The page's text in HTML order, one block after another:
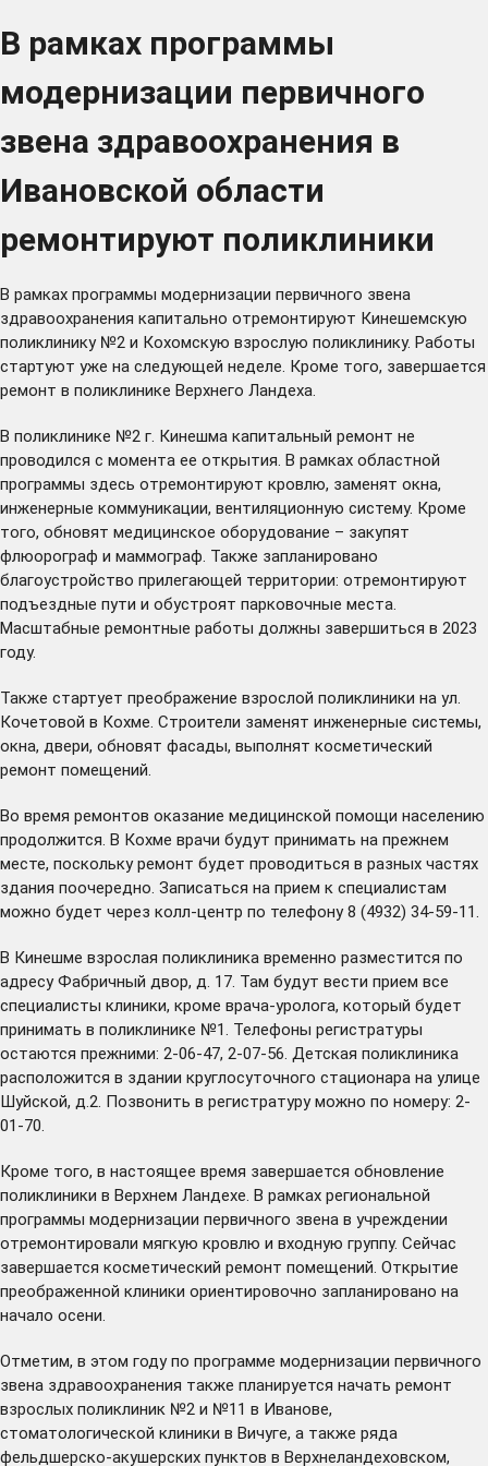
В рамках программы
модернизации первичного
звена здравоохранения в
Ивановской области
ремонтируют поликлиники
В рамках программы модернизации первичного звена
здравоохранения капитально отремонтируют Кинешемскую
поликлинику №2 и Кохомскую взрослую поликлинику. Работы
стартуют уже на следующей неделе. Кроме того, завершается
ремонт в поликлинике Верхнего Ландеха.
В поликлинике №2 г. Кинешма капитальный ремонт не
проводился с момента ее открытия. В рамках областной
программы здесь отремонтируют кровлю, заменят окна,
инженерные коммуникации, вентиляционную систему. Кроме
того, обновят медицинское оборудование – закупят
флюорограф и маммограф. Также запланировано
благоустройство прилегающей территории: отремонтируют
подъездные пути и обустроят парковочные места.
Масштабные ремонтные работы должны завершиться в 2023
году.
Также стартует преображение взрослой поликлиники на ул.
Кочетовой в Кохме. Строители заменят инженерные системы,
окна, двери, обновят фасады, выполнят косметический
ремонт помещений.
Во время ремонтов оказание медицинской помощи населению
продолжится. В Кохме врачи будут принимать на прежнем
месте, поскольку ремонт будет проводиться в разных частях
здания поочередно. Записаться на прием к специалистам
можно будет через колл-центр по телефону 8 (4932) 34-59-11.
В Кинешме взрослая поликлиника временно разместится по
адресу Фабричный двор, д. 17. Там будут вести прием все
специалисты клиники, кроме врача-уролога, который будет
принимать в поликлинике №1. Телефоны регистратуры
остаются прежними: 2-06-47, 2-07-56. Детская поликлиника
расположится в здании круглосуточного стационара на улице
Шуйской, д.2. Позвонить в регистратуру можно по номеру: 2-
01-70.
Кроме того, в настоящее время завершается обновление
поликлиники в Верхнем Ландехе. В рамках региональной
программы модернизации первичного звена в учреждении
отремонтировали мягкую кровлю и входную группу. Сейчас
завершается косметический ремонт помещений. Открытие
преображенной клиники ориентировочно запланировано на
начало осени.
Отметим, в этом году по программе модернизации первичного
звена здравоохранения также планируется начать ремонт
взрослых поликлиник №2 и №11 в Иванове,
стоматологической клиники в Вичуге, а также ряда
фельдшерско-акушерских пунктов в Верхнеландеховском,